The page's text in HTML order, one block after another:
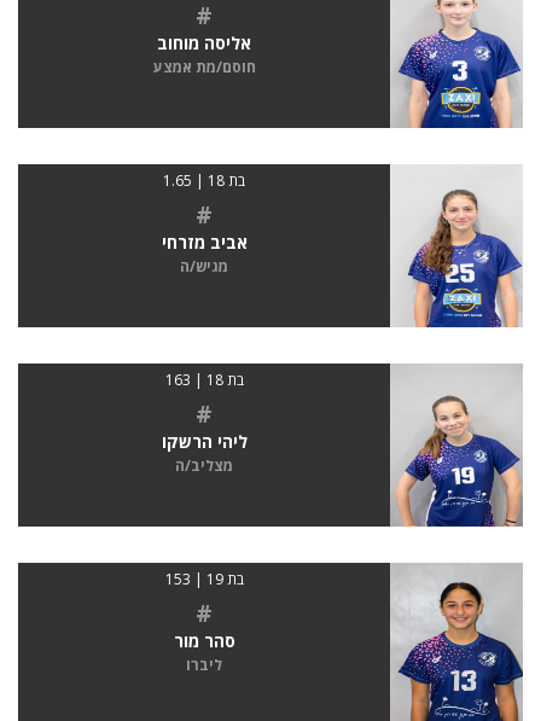
#
אליסה מוחוב
חוסם/מת אמצע
בת 18 | 1.65
#
אביב מזרחי
מגיש/ה
בת 18 | 163
#
ליהי הרשקו
מצליב/ה
בת 19 | 153
#
סהר מור
ליברו